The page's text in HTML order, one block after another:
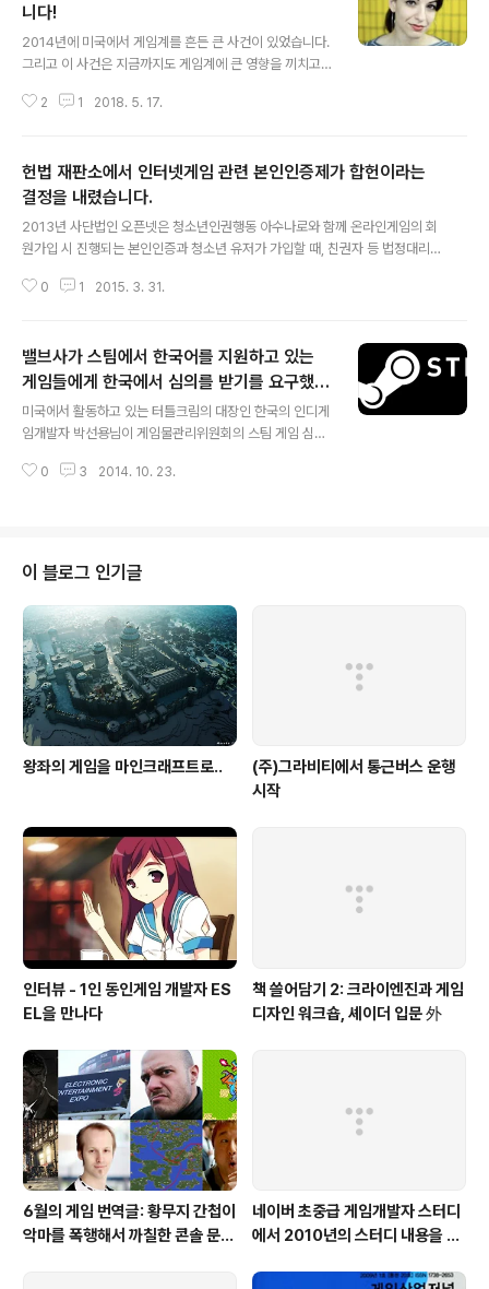
고 그런 창조적인 작업물들을 기록하며, 미래 세대들을 위
해 보존하려는 노력을 전폭적으로 지지합니다." 한편 북미
의 게임 산업을 대변하는 단체인 ESA는 최근 게임을 계속
서버 지원이 중단된 게임을 개조하는 행위에 대해 저작권
니다!
2014년에 미국에서 게임계를 흔든 큰 사건이 있었습니다.
그리고 이 사건은 지금까지도 게임계에 큰 영향을 끼치고
게이머를 자칭한 자들의 무차별적인 공격으로 겨우 시작된
찾기가 힘들지만 윤지만님의 이 글 이 사건의 이해에 도움
을 주지 않을까 싶습니다. 이 글은 아니타 시키시안이 게이
머게이터들의 총기난사 협박으로 강연이 취소된 사건으로
시작하고 있습니다. 아니타 사키시안은 Gamemook에서
도 "여자로 플레이 할 수 있어요?" 에서 소개한 바 있고, 밝
은해님이 아니타 사키시안이 크라우드 펀딩을 통해 제작한
2 1 2018. 5. 17.
헌법 재판소에서 인터넷게임 관련 본인인증제가 합헌이라는
결정을 내렸습니다.
2013년 사단법인 오픈넷은 청소년인권행동 아수나로와 함께 온라인게임의 회
원가입 시 진행되는 본인인증과 청소년 유저가 가입할 때, 친권자 등 법정대리
원을 제기했습니다. (관련 자료) 올해 3월에 헌법 재판소에서 기각 결정이 나왔
적으로 이 법안이 개인의 자유를 침해하지 않다고 판단한 셈입니다. 헌법재판소
는 판결문에서 본인인증 조항에 대한 판단 ... 본인인증 조항은 인터넷게임에 대
한 연령 차별적 규제수단들을 실효적으로 보장하고, 인터넷게임 이용자들이 게
임물 이용시간을 자발적으로 제한하도..
0 1 2015. 3. 31.
밸브사가 스팀에서 한국어를 지원하고 있는
게임들에게 한국에서 심의를 받기를 요구했다
고 합니다.
미국에서 활동하고 있는 터틀크림의 대장인 한국의 인디게
임개발자 박선용님이 게임물관리위원회의 스팀 게임 심의
를 지원하고 있는 게임 개발자가 밸브에게서 연락을 받았
'한국에서 심의를 받지 않은 채로 한국어 지원을 하고 있는
게임'의 목록을 보냈고, 이 게임들이 한국어 서비스를 하려
면 심의를 받아야 한다고 연락을 한 것으로 보임. — Sun
Park (@luvtext) 2014년 10월 23일 3. 밸브는 해당 목
록의 게임 개발자들에게 한국에서 심의를 받아야 한다고
전달..
0 3 2014. 10. 23.
이 블로그 인기글
왕좌의 게임을 마인크래프트로..
(주)그라비티에서 통근버스 운행
시작
인터뷰 - 1인 동인게임 개발자 ES
EL을 만나다
책 쓸어담기 2: 크라이엔진과 게임
디자인 워크숍, 셰이더 입문 外
6월의 게임 번역글: 황무지 간첩이
악마를 폭행해서 까칠한 콘솔 문명
네이버 초중급 게임개발자 스터디
에서 2010년의 스터디 내용을 공